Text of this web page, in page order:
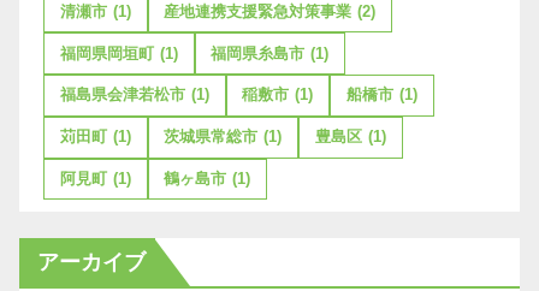
清瀬市 (1) 産地連携支援緊急対策事業 (2)
福岡県岡垣町 (1) 福岡県糸島市 (1)
福島県会津若松市 (1) 稲敷市 (1) 船橋市 (1)
苅田町 (1) 茨城県常総市 (1) 豊島区 (1)
阿見町 (1) 鶴ヶ島市 (1)
アーカイブ